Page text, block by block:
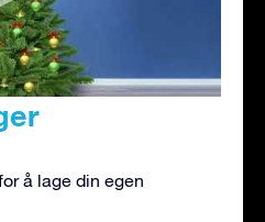
å lage din egen